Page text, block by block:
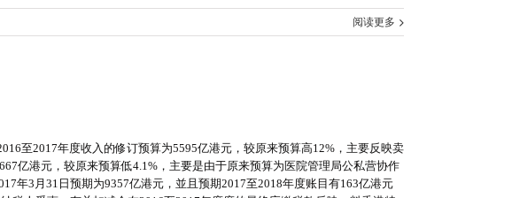
阅读更多
至2017年度收入的修订预算为5595亿港元，较原来预算高12%，主要反映卖
亿港元，较原来预算低4.1%，主要是由于原来预算为医院管理局公私营协作
年3月31日预期为9357亿港元，並且预期2017至2018年度账目有163亿港元